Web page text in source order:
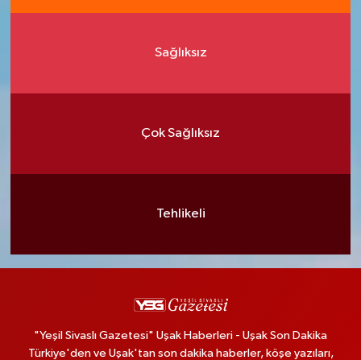
Sağlıksız
Çok Sağlıksız
Tehlikeli
"Yeşil Sivaslı Gazetesi" Uşak Haberleri - Uşak Son Dakika
Türkiye'den ve Uşak'tan son dakika haberler, köşe yazıları,